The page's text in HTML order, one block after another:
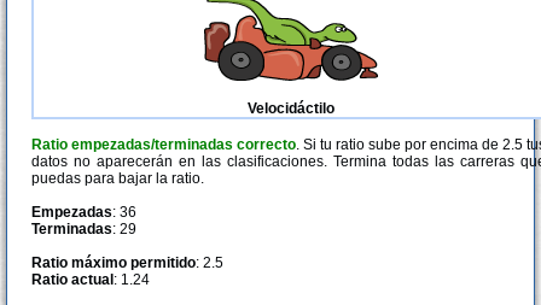
Velocidáctilo
Ratio empezadas/terminadas correcto. Si tu ratio sube por encima de 2.5
datos no aparecerán en las clasificaciones. Termina todas las carreras
puedas para bajar la ratio.
Empezadas: 36
Terminadas: 29
Ratio máximo permitido: 2.5
Ratio actual : 1.24